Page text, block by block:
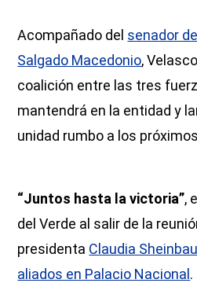
Acompañado del senador
Salgado Macedonio,
coalición entre las tres
mantendrá en la entidad y
unidad rumbo a los
“Juntos hasta la victoria”,
del Verde al salir de la
presidenta Claudia
aliados en Palacio Nacional.